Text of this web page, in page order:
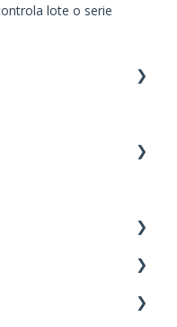
lote o serie